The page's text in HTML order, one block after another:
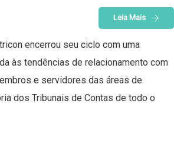
Leia Mais
encerrou seu ciclo com uma
às tendências de relacionamento com
e servidores das áreas de
dos Tribunais de Contas de todo o